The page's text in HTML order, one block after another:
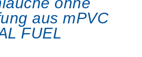
aus mPVC
FUEL